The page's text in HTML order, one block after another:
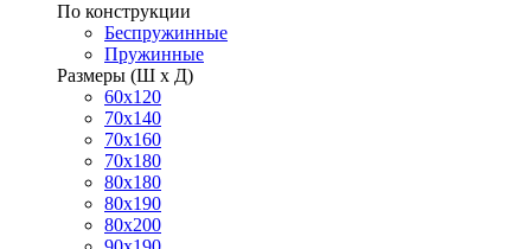
По конструкции
Беспружинные
Пружинные
Размеры (Ш х Д)
60х120
70х140
70х160
70х180
80х180
80х190
80х200